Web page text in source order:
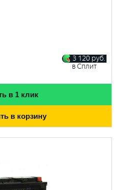
3 120 руб.
в Сплит
в 1 клик
в корзину